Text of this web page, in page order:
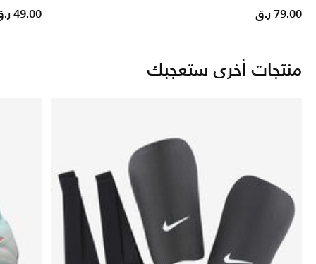
79.00 ر.ق
Price reduced from
to
49.00 ر.ق
منتجات أخرى ستعجبك